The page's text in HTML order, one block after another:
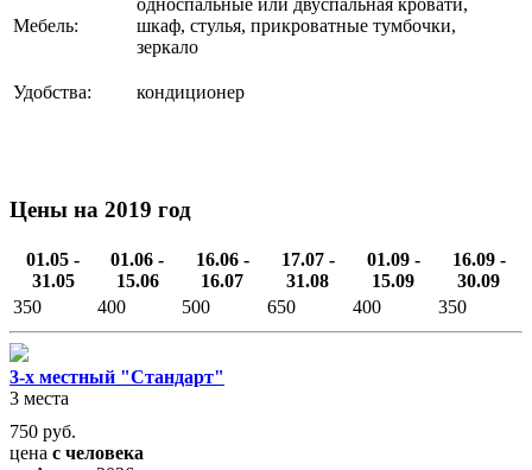
Мебель:
односпальные или двуспальная кровати,
шкаф, стулья, прикроватные тумбочки,
зеркало
Удобства: кондиционер
Цены на 2019 год
01.05 -
31.05
01.06 -
15.06
16.06 -
16.07
17.07 -
31.08
01.09 -
15.09
16.09 -
30.09
350
400 500 650 400 350
3-х местный "Стандарт"
3 места
750 руб.
цена с человека